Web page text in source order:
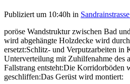
Publiziert um 10:40h in
poröse Wandstruktur zwischen Bad
wird abgehängte Holzdecke wird
ersetzt:Schlitz- und Verputzarbeiten in
Unterverteilung mit Zuhilfenahme des
Fallstrang entsteht:Die Korridorböden
geschliffen:Das Gerüst wird montiert: